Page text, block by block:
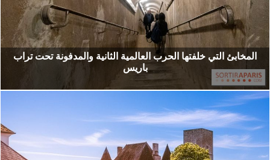
المخابئ التي خلفتها الحرب العالمية الثانية والمدفونة تحت تراب
باريس